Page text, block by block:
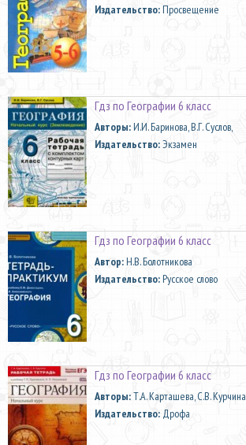
Издательство: Просвещение
Гдз по Географии 6 класс
Aвторы:И.И. Баринова, В.Г. Суслов,
Издательство:Экзамен
Гдз по Географии 6 класс
Автор: Н.В. Болотникова
Издательство:Русское слово
Гдз по Географии 6 класс
Aвторы:Т.А. Карташева, С.В. Курчина,
Издательство: Дрофа